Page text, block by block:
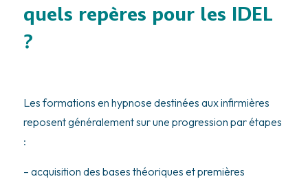
quels repères pour les IDEL
?
Les formations en hypnose destinées aux infirmières
reposent généralement sur une progression par étapes
:
– acquisition des bases théoriques et premières